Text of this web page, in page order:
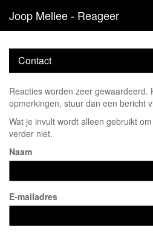
Joop Mellee - Reageer
Contact
Reacties worden zeer gewaardeerd.
opmerkingen, stuur dan een bericht
Wat je invult wordt alleen gebruikt
verder niet.
Naam
E-mailadres